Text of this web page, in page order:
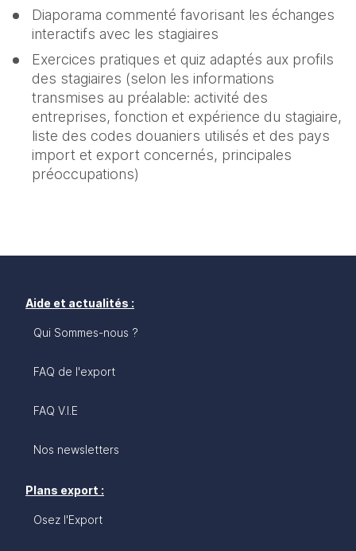
Diaporama commenté favorisant les échanges
interactifs avec les stagiaires
Exercices pratiques et quiz adaptés aux profils
des stagiaires (selon les informations
transmises au préalable: activité des
entreprises, fonction et expérience du stagiaire,
liste des codes douaniers utilisés et des pays
import et export concernés, principales
préoccupations)
Aide et actualités :
Qui Sommes-nous ?
FAQ de l'export
FAQ V.I.E
Nos newsletters
Plans export :
Osez l'Export